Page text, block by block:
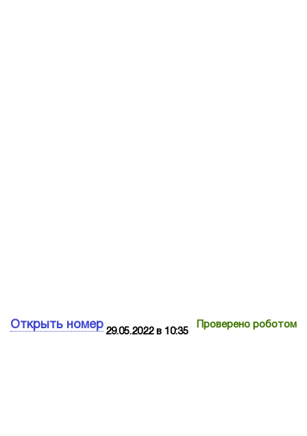
Открыть номер Проверено роботом
29.05.2022 в 10:35